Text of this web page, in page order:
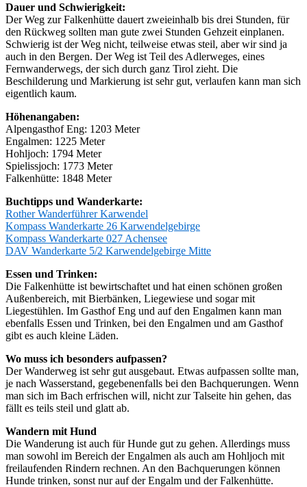
Dauer und Schwierigkeit:
Der Weg zur Falkenhütte dauert zweieinhalb bis drei Stunden, für
den Rückweg sollten man gute zwei Stunden Gehzeit einplanen.
Schwierig ist der Weg nicht, teilweise etwas steil, aber wir sind ja
auch in den Bergen. Der Weg ist Teil des Adlerweges, eines
Fernwanderwegs, der sich durch ganz Tirol zieht. Die
Beschilderung und Markierung ist sehr gut, verlaufen kann man sich
eigentlich kaum.
Höhenangaben:
Alpengasthof Eng: 1203 Meter
Engalmen: 1225 Meter
Hohljoch: 1794 Meter
Spielissjoch: 1773 Meter
Falkenhütte: 1848 Meter
Buchtipps und Wanderkarte:
Rother Wanderführer Karwendel
Kompass Wanderkarte 26 Karwendelgebirge
Kompass Wanderkarte 027 Achensee
DAV Wanderkarte 5/2 Karwendelgebirge Mitte
Essen und Trinken:
Die Falkenhütte ist bewirtschaftet und hat einen schönen großen
Außenbereich, mit Bierbänken, Liegewiese und sogar mit
Liegestühlen. Im Gasthof Eng und auf den Engalmen kann man
ebenfalls Essen und Trinken, bei den Engalmen und am Gasthof
gibt es auch kleine Läden.
Wo muss ich besonders aufpassen?
Der Wanderweg ist sehr gut ausgebaut. Etwas aufpassen sollte man,
je nach Wasserstand, gegebenenfalls bei den Bachquerungen. Wenn
man sich im Bach erfrischen will, nicht zur Talseite hin gehen, das
fällt es teils steil und glatt ab.
Wandern mit Hund
Die Wanderung ist auch für Hunde gut zu gehen. Allerdings muss
man sowohl im Bereich der Engalmen als auch am Hohljoch mit
freilaufenden Rindern rechnen. An den Bachquerungen können
Hunde trinken, sonst nur auf der Engalm und der Falkenhütte.